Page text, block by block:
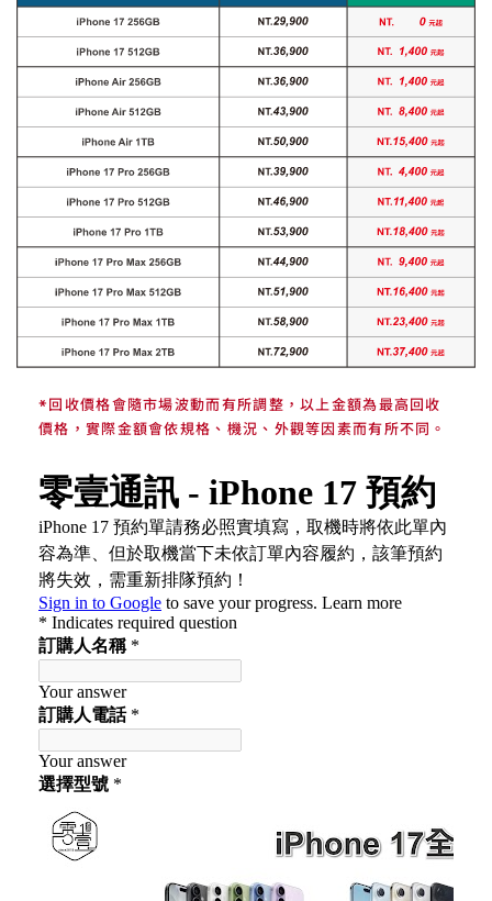
*回收價格會隨市場波動而有所調整，以上金額為最高回收
價格，實際金額會依規格、機況、外觀等因素而有所不同。